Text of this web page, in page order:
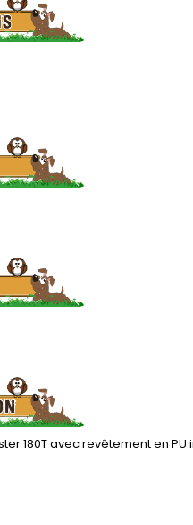
180T avec revêtement en